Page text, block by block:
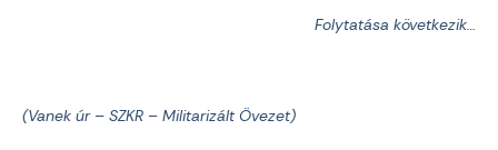
Folytatása következik…
(Vanek úr – SZKR – Militarizált Övezet)